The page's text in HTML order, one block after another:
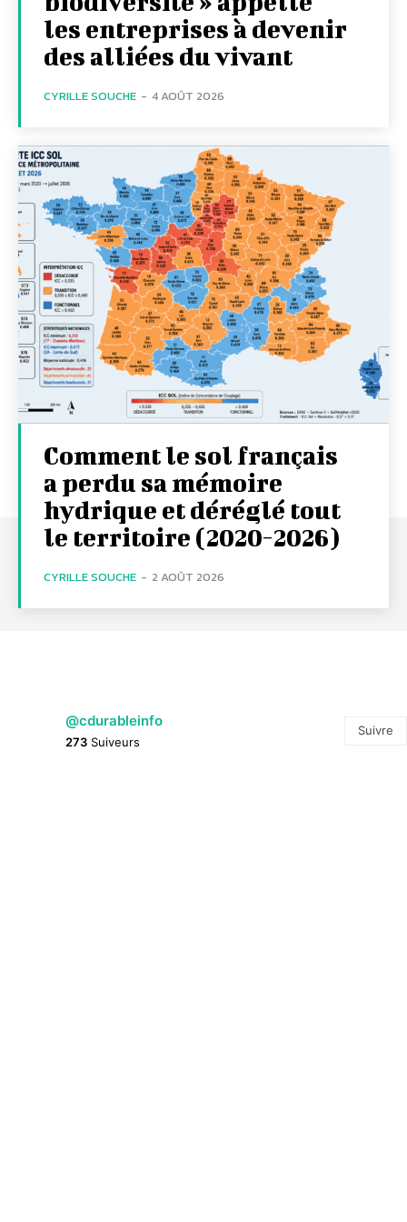
les entreprises à devenir
des alliées du vivant
CYRILLE SOUCHE - 4 AOÛT 2026
Comment le sol français
a perdu sa mémoire
hydrique et déréglé tout
le territoire (2020-2026)
CYRILLE SOUCHE - 2 AOÛT 2026
@cdurableinfo
273 Suiveurs
Suivre